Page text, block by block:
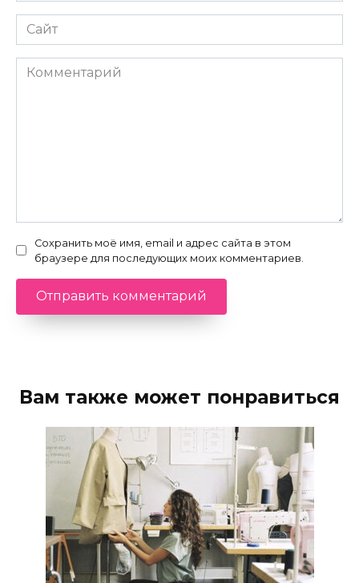
Сайт
Комментарий
Сохранить моё имя, email и адрес сайта в этом
браузере для последующих моих комментариев.
Вам также может понравиться